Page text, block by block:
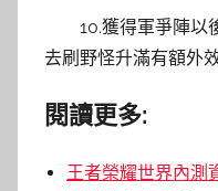
10.獲得軍爭陣以
去刷野怪升滿有額外
閱讀更多:
王者榮耀世界內測